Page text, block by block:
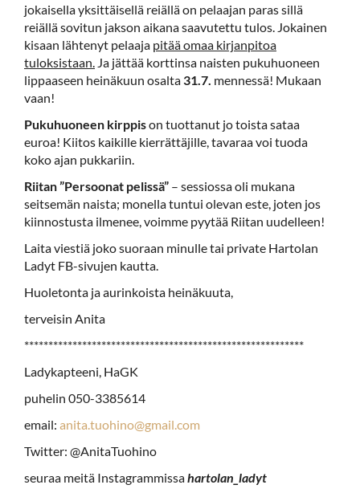
jokaisella yksittäisellä reiällä on pelaajan paras sillä
reiällä sovitun jakson aikana saavutettu tulos. Jokainen
kisaan lähtenyt pelaaja pitää omaa kirjanpitoa
tuloksistaan. Ja jättää korttinsa naisten pukuhuoneen
lippaaseen heinäkuun osalta 31.7. mennessä! Mukaan
vaan!
Pukuhuoneen kirppison tuottanut jo toista sataa
euroa! Kiitos kaikille kierrättäjille, tavaraa voi tuoda
koko ajan pukkariin.
Riitan ”Persoonat pelissä” – sessiossa oli mukana
seitsemän naista; monella tuntui olevan este, joten jos
kiinnostusta ilmenee, voimme pyytää Riitan uudelleen!
Laita viestiä joko suoraan minulle tai private Hartolan
Ladyt FB-sivujen kautta.
Huoletonta ja aurinkoista heinäkuuta,
terveisin Anita
**********************************************************
Ladykapteeni, HaGK
puhelin 050-3385614
email: anita.tuohino@gmail.com
Twitter: @AnitaTuohino
seuraa meitä Instagrammissahartolan­­_ladyt